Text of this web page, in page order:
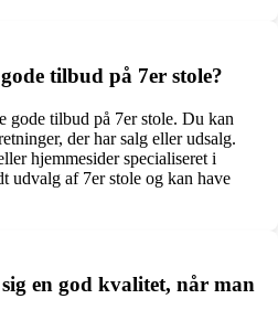
tilbud på 7er stole?
gode tilbud på 7er stole. Du kan
der har salg eller udsalg.
hjemmesider specialiseret i
udvalg af 7er stole og kan have
en god kvalitet, når man